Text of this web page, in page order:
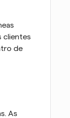
clientes
de
As